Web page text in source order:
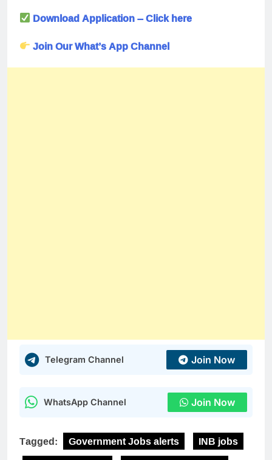
Download Application – Click here
Join Our What’s App Channel
Telegram Channel Join Now
WhatsApp Channel Join Now
Tagged: Government Jobs alerts
INB jobs